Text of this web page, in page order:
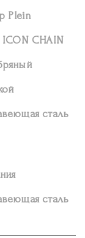
Plein
ICON CHAIN
сталь
сталь